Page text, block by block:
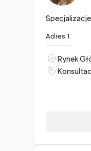
Adres 1
Rynek